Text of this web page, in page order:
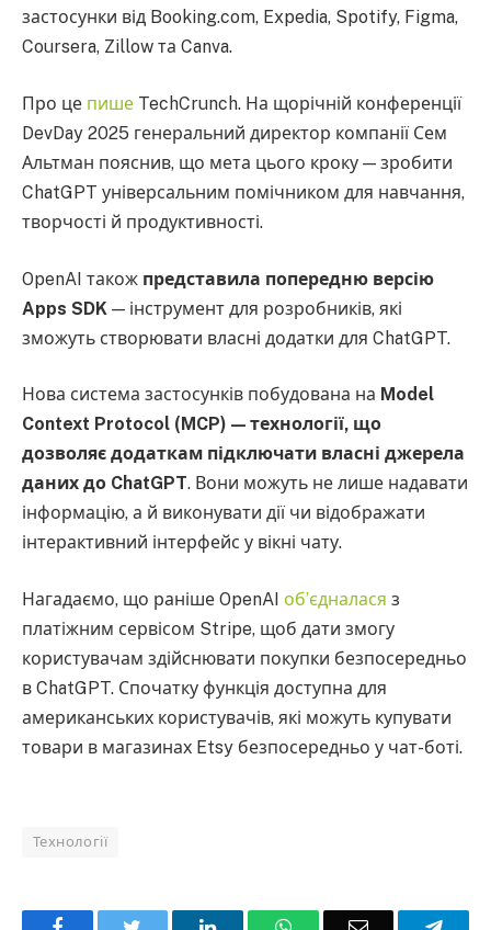
застосунки від Booking.com, Expedia, Spotify, Figma,
Coursera, Zillow та Canva.
Про це пише TechCrunch. На щорічній конференції
DevDay 2025 генеральний директор компанії Сем
Альтман пояснив, що мета цього кроку — зробити
ChatGPT універсальним помічником для навчання,
творчості й продуктивності.
OpenAI також представила попередню версію
Apps SDK — інструмент для розробників, які
зможуть створювати власні додатки для ChatGPT.
Нова система застосунків побудована на Model
Context Protocol (MCP) — технології, що
дозволяє додаткам підключати власні джерела
даних до ChatGPT. Вони можуть не лише надавати
інформацію, а й виконувати дії чи відображати
інтерактивний інтерфейс у вікні чату.
Нагадаємо, що раніше OpenAI об’єдналася з
платіжним сервісом Stripe, щоб дати змогу
користувачам здійснювати покупки безпосередньо
в ChatGPT. Спочатку функція доступна для
американських користувачів, які можуть купувати
товари в магазинах Etsy безпосередньо у чат-боті.
Технології